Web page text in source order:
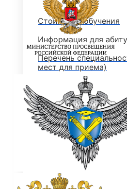
Стоимость обучения
Информация для
Перечень
мест для приема)
Сроки зачисления
Сроки подачи
Перечень документов
ЛОКАЛЬНЫЕ
РОССИЙСКОЕ
ИНСТРУКЦИИ